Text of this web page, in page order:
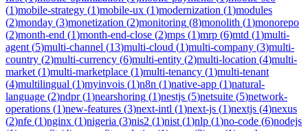
(1)mobile-strategy (1)mobile-ux (1)modernization (1)modules
(2)monday (3)monetization (2)monitoring (8)monolith (1)monorepo
(2)month-end (1)month-end-close (2)mps (1)mrp (6)mtd (1)multi-
agent (5)multi-channel (13)multi-cloud (1)multi-company (3)multi-
country (2)multi-currency (6)multi-entity (2)multi-location (4)multi-
market (1)multi-marketplace (1)multi-tenancy (1)multi-tenant
(4)multilingual (1)myinvois (1)n8n (1)native-app (1)natural-
language (2)ndpr(1)nearshoring (1)nestjs (5)netsuite (5)network-
operations (1)new-features (3)next-intl (1)next-js (1)nextjs (4)nexus
(2)nfe (1)nginx (1)nigeria (3)nis2 (1)nist (1)nlp (1)no-code (6)nodejs